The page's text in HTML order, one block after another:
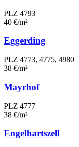
PLZ 4793
40 €/m²
Eggerding
PLZ 4773, 4775, 4980
38 €/m²
Mayrhof
PLZ 4777
38 €/m²
Engelhartszell